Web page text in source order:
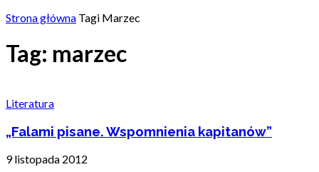
Strona główna Tagi Marzec
Tag: marzec
Literatura
„Falami pisane. Wspomnienia kapitanów”
9 listopada 2012